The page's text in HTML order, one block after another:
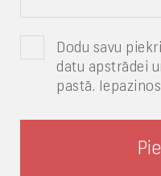
Dodu savu
datu apstrādei
pastā.